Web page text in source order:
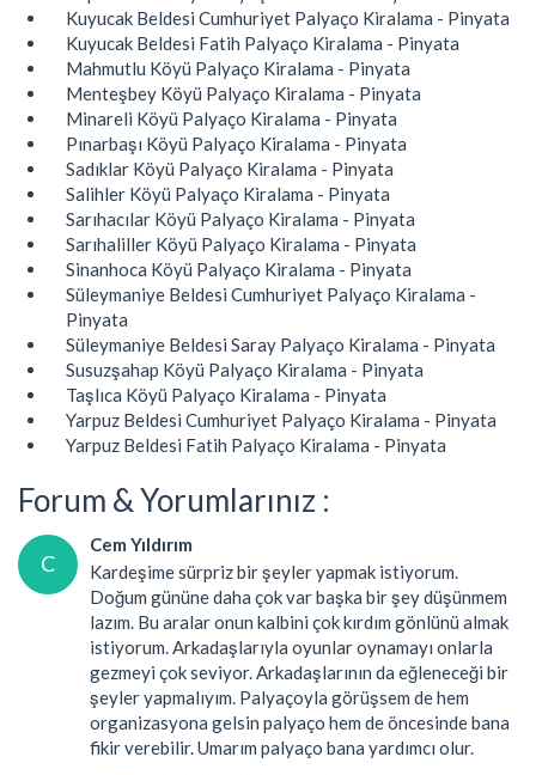
Kuyucak Beldesi Cumhuriyet Palyaço Kiralama - Pinyata
Kuyucak Beldesi Fatih Palyaço Kiralama - Pinyata
Mahmutlu Köyü Palyaço Kiralama - Pinyata
Menteşbey Köyü Palyaço Kiralama - Pinyata
Minareli Köyü Palyaço Kiralama - Pinyata
Pınarbaşı Köyü Palyaço Kiralama - Pinyata
Sadıklar Köyü Palyaço Kiralama - Pinyata
Salihler Köyü Palyaço Kiralama - Pinyata
Sarıhacılar Köyü Palyaço Kiralama - Pinyata
Sarıhaliller Köyü Palyaço Kiralama - Pinyata
Sinanhoca Köyü Palyaço Kiralama - Pinyata
Süleymaniye Beldesi Cumhuriyet Palyaço Kiralama -
Pinyata
Süleymaniye Beldesi Saray Palyaço Kiralama - Pinyata
Susuzşahap Köyü Palyaço Kiralama - Pinyata
Taşlıca Köyü Palyaço Kiralama - Pinyata
Yarpuz Beldesi Cumhuriyet Palyaço Kiralama - Pinyata
Yarpuz Beldesi Fatih Palyaço Kiralama - Pinyata
Forum & Yorumlarınız :
C
Cem Yıldırım
Kardeşime sürpriz bir şeyler yapmak istiyorum.
Doğum gününe daha çok var başka bir şey düşünmem
lazım. Bu aralar onun kalbini çok kırdım gönlünü almak
istiyorum. Arkadaşlarıyla oyunlar oynamayı onlarla
gezmeyi çok seviyor. Arkadaşlarının da eğleneceği bir
şeyler yapmalıyım. Palyaçoyla görüşsem de hem
organizasyona gelsin palyaço hem de öncesinde bana
fikir verebilir. Umarım palyaço bana yardımcı olur.